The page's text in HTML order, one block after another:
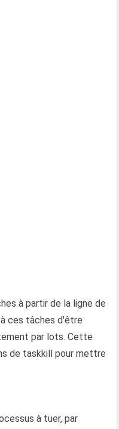
à partir de la ligne de
ces tâches d'être
par lots. Cette
de taskkill pour mettre
à tuer, par